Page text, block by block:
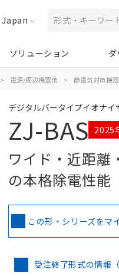
Japan
ソリューション
> 電源/周辺機器他 > 静電気対策機器
デジタルバータイプイオナイ
ZJ-BAS 2025
ワイド・近距離
の本格除電性能
この形・シリーズをマ
受注終了形式の情報